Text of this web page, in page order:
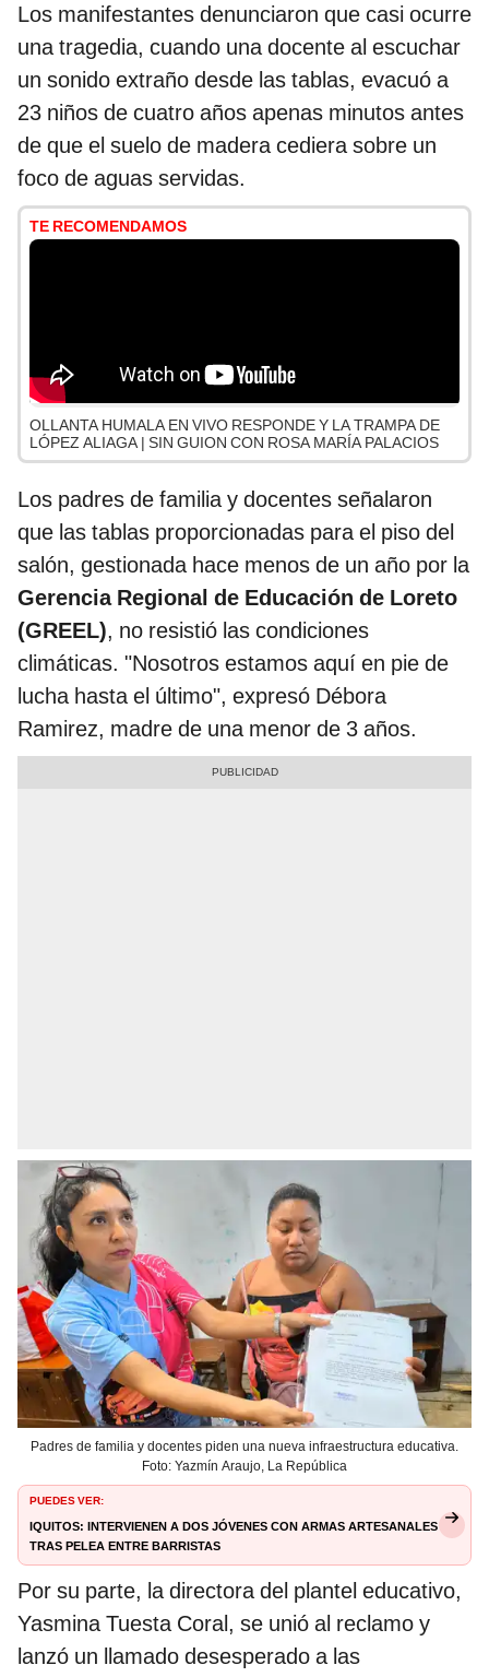
Los manifestantes denunciaron que casi ocurre
una tragedia, cuando una docente al escuchar
un sonido extraño desde las tablas, evacuó a
23 niños de cuatro años apenas minutos antes
de que el suelo de madera cediera sobre un
foco de aguas servidas.
TE RECOMENDAMOS
OLLANTA HUMALA EN VIVO RESPONDE Y LA TRAMPA DE
LÓPEZ ALIAGA | SIN GUION CON ROSA MARÍA PALACIOS
Los padres de familia y docentes señalaron
que las tablas proporcionadas para el piso del
salón, gestionada hace menos de un año por la
Gerencia Regional de Educación de Loreto
(GREEL), no resistió las condiciones
climáticas. "Nosotros estamos aquí en pie de
lucha hasta el último", expresó Débora
Ramirez, madre de una menor de 3 años.
Padres de familia y docentes piden una nueva infraestructura educativa.
Foto: Yazmín Araujo, La República
PUEDES VER:
Iquitos: intervienen a dos jóvenes con armas artesanales
tras pelea entre barristas
Por su parte, la directora del plantel educativo,
Yasmina Tuesta Coral, se unió al reclamo y
lanzó un llamado desesperado a las